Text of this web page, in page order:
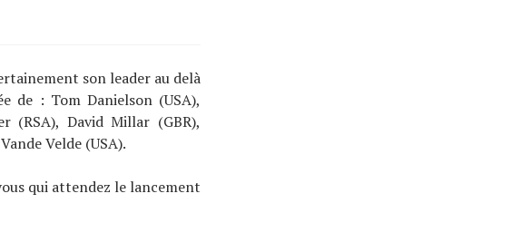
son leader au delà
de : Tom Danielson (USA),
(RSA), David Millar (GBR),
Velde (USA).
qui attendez le lancement